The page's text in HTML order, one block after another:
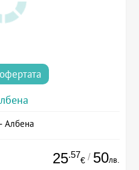
Албена
25.57
€ / 50лв.